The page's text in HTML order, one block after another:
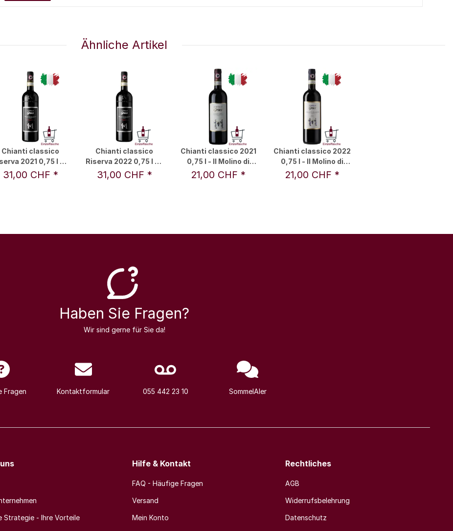
Ähnliche Artikel
Chianti classico
2021 0,75 l - Il
Molino di Grace
31,00 CHF *
Chianti classico
Riserva 2022 0,75 l - Il
Molino di Grace
31,00 CHF *
Chianti classico 2021
0,75 l - Il Molino di
Grace
21,00 CHF *
Chianti classico 2022
0,75 l - Il Molino di
Grace
21,00 CHF *
Haben Sie Fragen?
Wir sind gerne für Sie da!
Fragen Kontaktformular 055 442 23 10 SommelAIer
Strategie - Ihre Vorteile
Hilfe & Kontakt
FAQ - Häufige Fragen
Versand
Mein Konto
Rechtliches
AGB
Widerrufsbelehrung
Datenschutz